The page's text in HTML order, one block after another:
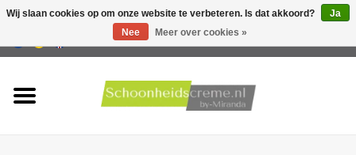
Wij slaan cookies op om onze website te verbeteren. Is dat akkoord?
Ja
Nee
Meer over cookies »